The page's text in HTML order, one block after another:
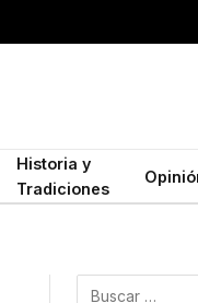
Historia y
Tradiciones